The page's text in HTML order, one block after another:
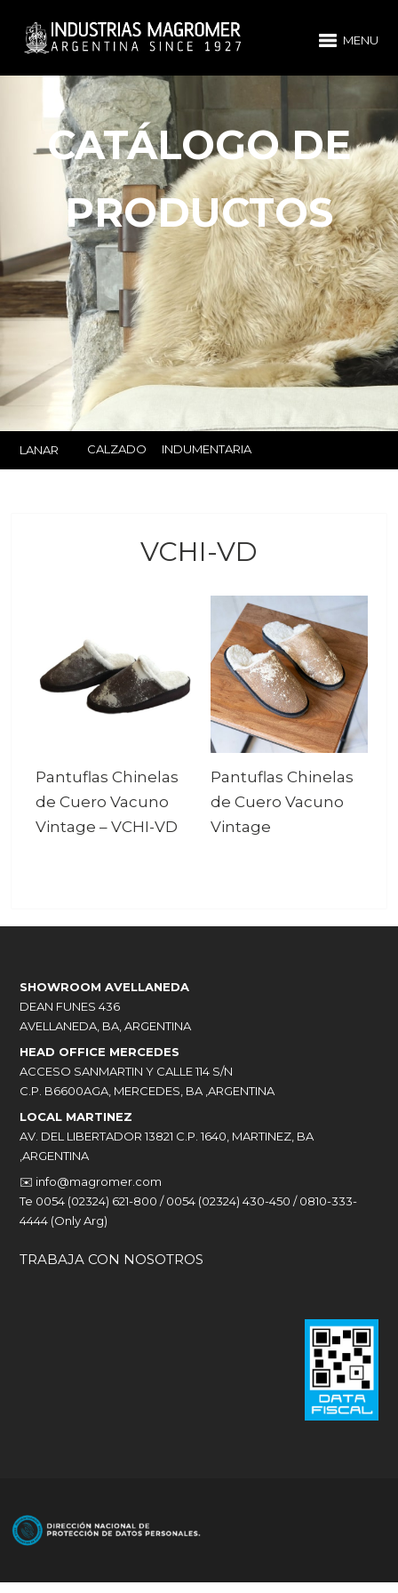
MENU
CATÁLOGO DE
PRODUCTOS
LANAR CALZADO INDUMENTARIA
VCHI-VD
Pantuflas Chinelas
de Cuero Vacuno
Vintage –VCHI-VD
Pantuflas Chinelas
de Cuero Vacuno
Vintage
SHOWROOM AVELLANEDA
DEAN FUNES 436
AVELLANEDA, BA, ARGENTINA
HEAD OFFICE MERCEDES
ACCESO SANMARTIN Y CALLE 114 S/N
C.P. B6600AGA, MERCEDES, BA ,ARGENTINA
LOCAL MARTINEZ
AV. DEL LIBERTADOR 13821 C.P. 1640, MARTINEZ, BA
,ARGENTINA
✉️ info@magromer.com
Te 0054 (02324) 621-800 / 0054 (02324) 430-450 / 0810-333-
4444 (Only Arg)
TRABAJA CON NOSOTROS